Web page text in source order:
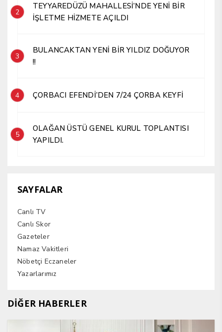
2
TEYYAREDÜZÜ MAHALLESİ’NDE YENİ BİR
İŞLETME HİZMETE AÇILDI
3
BULANCAKTAN YENİ BİR YILDIZ DOĞUYOR
!!
4 ÇORBACI EFENDİ’DEN 7/24 ÇORBA KEYFİ
5
OLAĞAN ÜSTÜ GENEL KURUL TOPLANTISI
YAPILDI.
SAYFALAR
Canlı TV
Canlı Skor
Gazeteler
Namaz Vakitleri
Nöbetçi Eczaneler
Yazarlarımız
DİĞER HABERLER